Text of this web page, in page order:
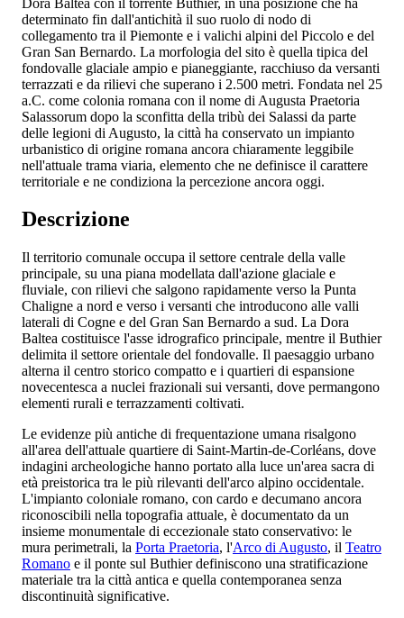
determinato fin dall'antichità il suo ruolo di nodo di
collegamento tra il Piemonte e i valichi alpini del Piccolo e del
Gran San Bernardo. La morfologia del sito è quella tipica del
fondovalle glaciale ampio e pianeggiante, racchiuso da versanti
terrazzati e da rilievi che superano i 2.500 metri. Fondata nel 25
a.C. come colonia romana con il nome di Augusta Praetoria
Salassorum dopo la sconfitta della tribù dei Salassi da parte
delle legioni di Augusto, la città ha conservato un impianto
urbanistico di origine romana ancora chiaramente leggibile
nell'attuale trama viaria, elemento che ne definisce il carattere
territoriale e ne condiziona la percezione ancora oggi.
Descrizione
Il territorio comunale occupa il settore centrale della valle
principale, su una piana modellata dall'azione glaciale e
fluviale, con rilievi che salgono rapidamente verso la Punta
Chaligne a nord e verso i versanti che introducono alle valli
laterali di Cogne e del Gran San Bernardo a sud. La Dora
Baltea costituisce l'asse idrografico principale, mentre il Buthier
delimita il settore orientale del fondovalle. Il paesaggio urbano
alterna il centro storico compatto e i quartieri di espansione
novecentesca a nuclei frazionali sui versanti, dove permangono
elementi rurali e terrazzamenti coltivati.
Le evidenze più antiche di frequentazione umana risalgono
all'area dell'attuale quartiere di Saint-Martin-de-Corléans, dove
indagini archeologiche hanno portato alla luce un'area sacra di
età preistorica tra le più rilevanti dell'arco alpino occidentale.
L'impianto coloniale romano, con cardo e decumano ancora
riconoscibili nella topografia attuale, è documentato da un
insieme monumentale di eccezionale stato conservativo: le
mura perimetrali, la Porta Praetoria, l'Arco di Augusto, il Teatro
Romano e il ponte sul Buthier definiscono una stratificazione
materiale tra la città antica e quella contemporanea senza
discontinuità significative.